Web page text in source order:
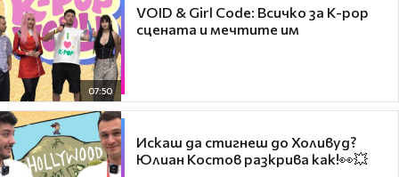
07:50
VOID & Girl Code: Всичко за K-pop
сцената и мечтите им
Искаш да стигнеш до Холивуд?
Юлиан Костов разкрива как!👀💥